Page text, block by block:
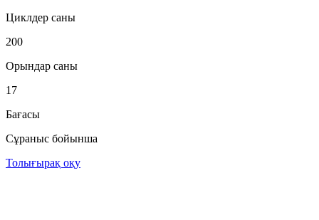
Циклдер саны
200
Орындар саны
17
Бағасы
Сұраныс бойынша
Толығырақ оқу